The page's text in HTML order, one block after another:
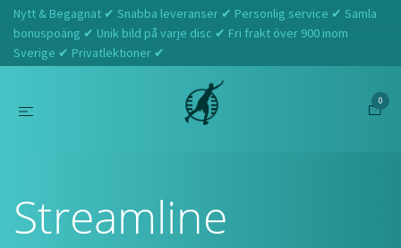
Nytt & Begagnat ✔ Snabba leveranser ✔ Personlig service ✔ Samla
bonuspoäng ✔ Unik bild på varje disc ✔ Fri frakt över 900 inom
Sverige ✔ Privatlektioner ✔
0
Streamline